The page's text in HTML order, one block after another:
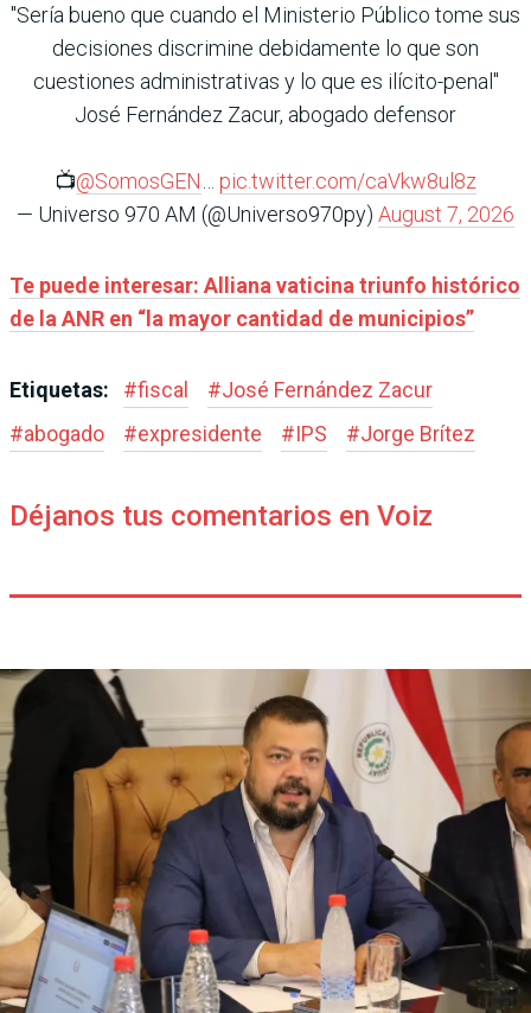
"Sería bueno que cuando el Ministerio Público tome sus
decisiones discrimine debidamente lo que son
cuestiones administrativas y lo que es ilícito-penal"
José Fernández Zacur, abogado defensor
📺@SomosGEN
pic.twitter.com/caVkw8ul8z
— Universo 970 AM (@Universo970py) August 7, 2026
Te puede interesar: Alliana vaticina triunfo histórico
de la ANR en “la mayor cantidad de municipios”
Etiquetas: #fiscal #José Fernández Zacur
#abogado #expresidente #IPS #Jorge Brítez
Déjanos tus comentarios en Voiz